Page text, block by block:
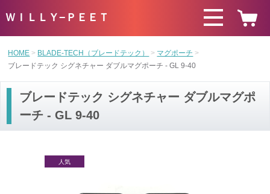
ＷＩＬＬＹ−ＰＥＥＴ
HOME BLADE-TECH（ブレードテック）
マグポーチ
ブレードテック シグネチャー ダブルマグポーチ - GL 9-40
ブレードテック シグネチャー ダブルマグポ
ーチ - GL 9-40